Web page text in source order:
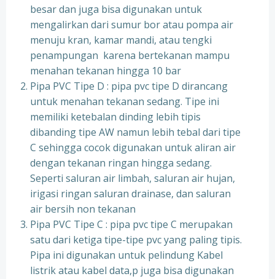
besar dan juga bisa digunakan untuk
mengalirkan dari sumur bor atau pompa air
menuju kran, kamar mandi, atau tengki
penampungan karena bertekanan mampu
menahan tekanan hingga 10 bar
Pipa PVC Tipe D : pipa pvc tipe D dirancang
untuk menahan tekanan sedang. Tipe ini
memiliki ketebalan dinding lebih tipis
dibanding tipe AW namun lebih tebal dari tipe
C sehingga cocok digunakan untuk aliran air
dengan tekanan ringan hingga sedang.
Seperti saluran air limbah, saluran air hujan,
irigasi ringan saluran drainase, dan saluran
air bersih non tekanan
Pipa PVC Tipe C : pipa pvc tipe C merupakan
satu dari ketiga tipe-tipe pvc yang paling tipis.
Pipa ini digunakan untuk pelindung Kabel
listrik atau kabel data,p juga bisa digunakan